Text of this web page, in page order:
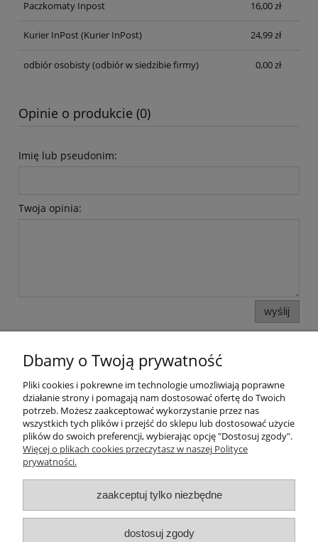
Paczkomaty Inpost
16,00 zł
Kurier InPost(Kurier InPost) 24,99 zł
odbiór osobisty(odbiór w siedzibie firmy) 0,00 zł
Opinie o produkcie (0)
Imię lub pseudonim:
Twoja opinia:
wyślij
Pomoc
Moje konto
Strefa Klienta
Dbamy o Twoją prywatność
Pliki cookies i pokrewne im technologie umożliwiają poprawne
działanie strony i pomagają nam dostosować ofertę do Twoich
potrzeb. Możesz zaakceptować wykorzystanie przez nas
wszystkich tych plików i przejść do sklepu lub dostosować użycie
plików do swoich preferencji, wybierając opcję "Dostosuj zgody".
Więcej o plikach cookies przeczytasz w naszej Polityce
prywatności.
zaakceptuj tylko niezbędne
dostosuj zgody